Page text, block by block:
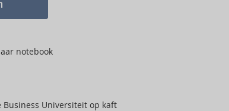
notebook
Business Universiteit op kaft